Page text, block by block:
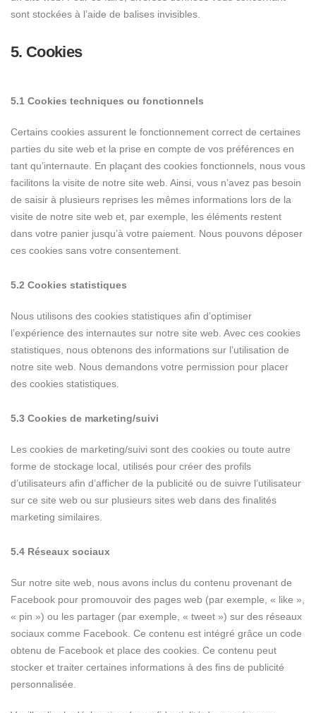
sont stockées à l’aide de balises invisibles.
5. Cookies
5.1 Cookies techniques ou fonctionnels
Certains cookies assurent le fonctionnement correct de certaines
parties du site web et la prise en compte de vos préférences en
tant qu’internaute. En plaçant des cookies fonctionnels, nous vous
facilitons la visite de notre site web. Ainsi, vous n’avez pas besoin
de saisir à plusieurs reprises les mêmes informations lors de la
visite de notre site web et, par exemple, les éléments restent
dans votre panier jusqu’à votre paiement. Nous pouvons déposer
ces cookies sans votre consentement.
5.2 Cookies statistiques
Nous utilisons des cookies statistiques afin d’optimiser
l’expérience des internautes sur notre site web. Avec ces cookies
statistiques, nous obtenons des informations sur l’utilisation de
notre site web. Nous demandons votre permission pour placer
des cookies statistiques.
5.3 Cookies de marketing/suivi
Les cookies de marketing/suivi sont des cookies ou toute autre
forme de stockage local, utilisés pour créer des profils
d’utilisateurs afin d’afficher de la publicité ou de suivre l’utilisateur
sur ce site web ou sur plusieurs sites web dans des finalités
marketing similaires.
5.4 Réseaux sociaux
Sur notre site web, nous avons inclus du contenu provenant de
Facebook pour promouvoir des pages web (par exemple, « like »,
« pin ») ou les partager (par exemple, « tweet ») sur des réseaux
sociaux comme Facebook. Ce contenu est intégré grâce un code
obtenu de Facebook et place des cookies. Ce contenu peut
stocker et traiter certaines informations à des fins de publicité
personnalisée.